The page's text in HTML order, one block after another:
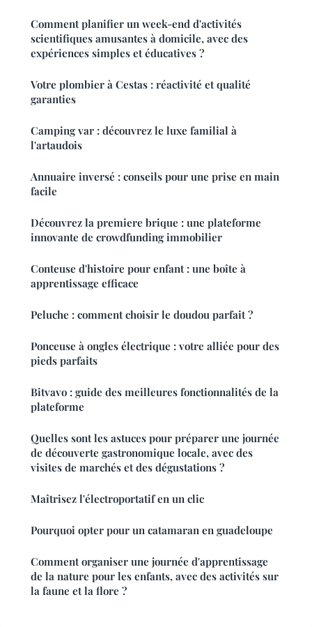
Comment planifier un week-end d'activités
scientifiques amusantes à domicile, avec des
expériences simples et éducatives ?
Votre plombier à Cestas : réactivité et qualité
garanties
Camping var : découvrez le luxe familial à
l'artaudois
Annuaire inversé : conseils pour une prise en main
facile
Découvrez la premiere brique : une plateforme
innovante de crowdfunding immobilier
Conteuse d'histoire pour enfant : une boîte à
apprentissage efficace
Peluche : comment choisir le doudou parfait ?
Ponceuse à ongles électrique : votre alliée pour des
pieds parfaits
Bitvavo : guide des meilleures fonctionnalités de la
plateforme
Quelles sont les astuces pour préparer une journée
de découverte gastronomique locale, avec des
visites de marchés et des dégustations ?
Maîtrisez l'électroportatif en un clic
Pourquoi opter pour un catamaran en guadeloupe
Comment organiser une journée d'apprentissage
de la nature pour les enfants, avec des activités sur
la faune et la flore ?